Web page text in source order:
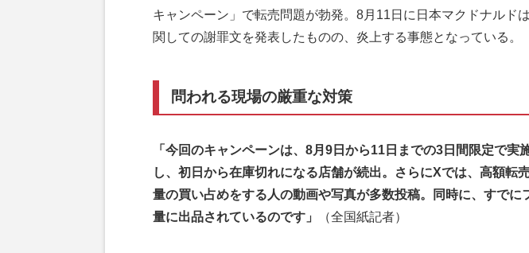
キャンペーン」で転売問題が勃発。8月11日に日本マクドナルド
関しての謝罪文を発表したものの、炎上する事態となっている。
問われる現場の厳重な対策
「今回のキャンペーンは、8月9日から11日までの3日間限定で実
し、初日から在庫切れになる店舗が続出。さらにXでは、高額転
量の買い占めをする人の動画や写真が多数投稿。同時に、すでに
量に出品されているのです」
（全国紙記者）